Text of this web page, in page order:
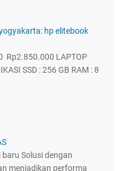
hp elitebook
Rp2.850.000 LAPTOP
SSD : 256 GB RAM : 8
Solusi dengan
menjadikan performa